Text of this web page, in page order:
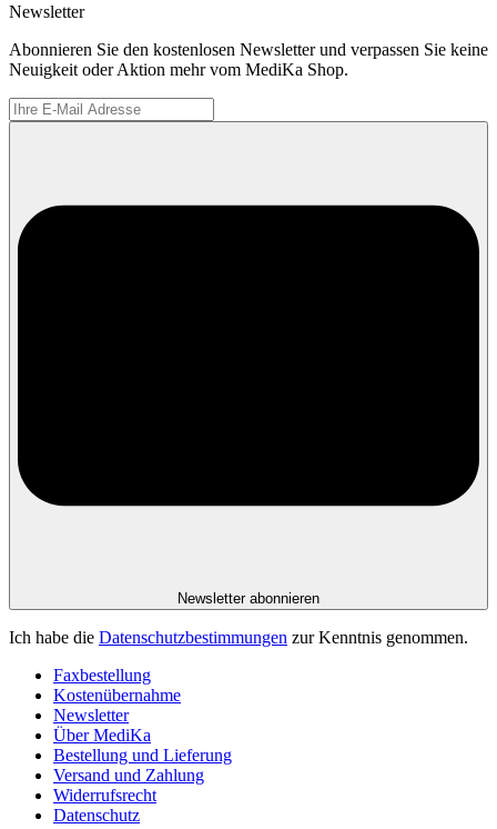
Newsletter
Abonnieren Sie den kostenlosen Newsletter und verpassen Sie keine
Neuigkeit oder Aktion mehr vom MediKa Shop.
Newsletter abonnieren
Ich habe die Datenschutzbestimmungen zur Kenntnis genommen.
Faxbestellung
Kostenübernahme
Newsletter
Über MediKa
Bestellung und Lieferung
Versand und Zahlung
Widerrufsrecht
Datenschutz